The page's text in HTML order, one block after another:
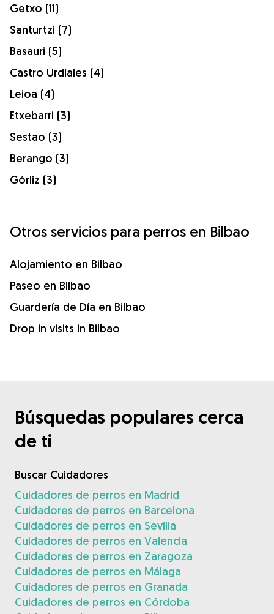
Getxo (11)
Santurtzi (7)
Basauri (5)
Castro Urdiales (4)
Leioa (4)
Etxebarri (3)
Sestao (3)
Berango (3)
Górliz (3)
Otros servicios para perros en Bilbao
Alojamiento en Bilbao
Paseo en Bilbao
Guardería de Día en Bilbao
Drop in visits in Bilbao
Búsquedas populares cerca
de ti
Buscar Cuidadores
Cuidadores de perros en Madrid
Cuidadores de perros en Barcelona
Cuidadores de perros en Sevilla
Cuidadores de perros en Valencia
Cuidadores de perros en Zaragoza
Cuidadores de perros en Málaga
Cuidadores de perros en Granada
Cuidadores de perros en Córdoba